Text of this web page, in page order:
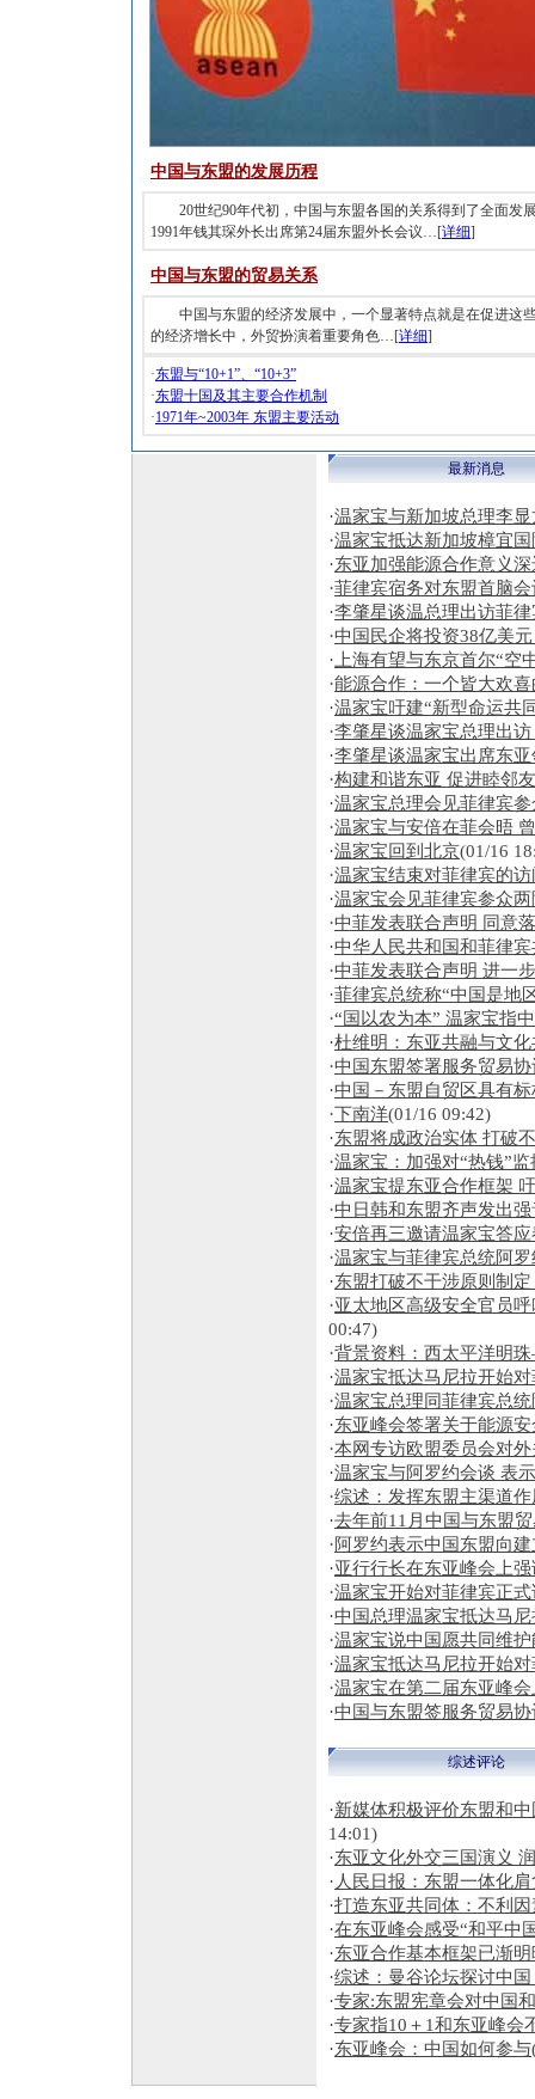
中国与东盟的发展历程
20世纪90年代初，中国与东盟各国的关系得到了全面发
1991年钱其琛外长出席第24届东盟外长会议…[详细]
中国与东盟的贸易关系
中国与东盟的经济发展中，一个显著特点就是在促进这
的经济增长中，外贸扮演着重要角色…[详细]
·东盟与“10+1”、“10+3”
·东盟十国及其主要合作机制
·1971年~2003年 东盟主要活动
最新消息
·温家宝与新加坡总理李
·温家宝抵达新加坡樟宜
·东亚加强能源合作意义深
·菲律宾宿务对东盟首脑
·李肇星谈温总理出访菲
·中国民企将投资38亿美
· 上海有望与东京首尔“空
·能源合作：一个皆大欢
·温家宝吁建“新型命运共
·李肇星谈温家宝总理出
·李肇星谈温家宝出席东
·构建和谐东亚 促进睦邻
·温家宝总理会见菲律宾
·温家宝与安倍在菲会晤
·温家宝回到北京(01/16
·温家宝结束对菲律宾的
·温家宝会见菲律宾参众
·中菲发表联合声明 同意
·中华人民共和国和菲律
·中菲发表联合声明 进一
·菲律宾总统称“中国是地
·“国以农为本” 温家宝指
·杜维明：东亚共融与文化
·中国东盟签署服务贸易
·中国－东盟自贸区具有
·下南洋(01/16 09:42)
·东盟将成政治实体 打破
·温家宝：加强对“热钱”
·温家宝提东亚合作框架
·中日韩和东盟齐声发出
·安倍再三邀请温家宝答
·温家宝与菲律宾总统阿
·东盟打破不干涉原则制
·亚太地区高级安全官员
00:47)
·背景资料：西太平洋明
·温家宝抵达马尼拉开始
·温家宝总理同菲律宾总
·东亚峰会签署关于能源
·本网专访欧盟委员会对
·温家宝与阿罗约会谈 表
·综述：发挥东盟主渠道
·去年前11月中国与东盟
·阿罗约表示中国东盟向
·亚行行长在东亚峰会上
·温家宝开始对菲律宾正
·中国总理温家宝抵达马
·温家宝说中国愿共同维
·温家宝抵达马尼拉开始
·温家宝在第二届东亚峰
·中国与东盟签服务贸易
综述评论
·新媒体积极评价东盟和
14:01)
·东亚文化外交三国演义
· 人民日报：东盟一体化
·打造东亚共同体：不利
·在东亚峰会感受“和平中
·东亚合作基本框架已渐
·综述：曼谷论坛探讨中
·专家:东盟宪章会对中国
·专家指10＋1和东亚峰会
·东亚峰会：中国如何参与